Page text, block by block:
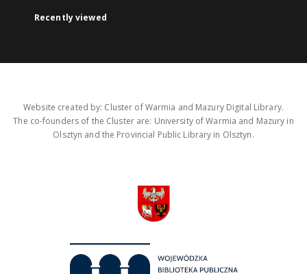
Recently viewed
Website created by: Cluster of Warmia and Mazury Digital Library.
The co-founders of the Cluster are: University of Warmia and Mazury in
Olsztyn and the Provincial Public Library in Olsztyn.